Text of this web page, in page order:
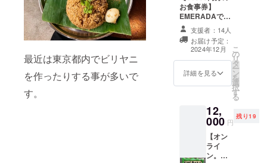
最近は東京都内でビリヤニ
を作ったりする事が多いで
す。
ビーガ
ン食で
はあり
ませ
ん。
ヨーグ
ルトな
どを含
です。
「原材
料及び
添加物
等の食
品表示
す。 ド
ラムス
クは
スー
パー
フード
として
ンガ野
菜の部
分で
す。※
動物性
の食材
お食事券】
EMERADAで使
えるお食事券
1100円分×10枚
を発行します。
・店舗でお渡し
します。 ・譲渡
も可能です。 ・
ら2年間使用可能
詳細：幡ヶ谷駅
近辺（詳細な住
所は後日ご連絡
にて共有しま
支援者：14人
お届け予定：
2024年12月
詳細を見る
こ
の
リ
タ
ー
ン
を
選
択
す
る
12,
000 円
残り19
【オン
ライ
ン。無